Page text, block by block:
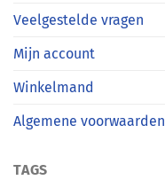
Veelgestelde vragen
Mijn account
Winkelmand
Algemene voorwaarden
TAGS